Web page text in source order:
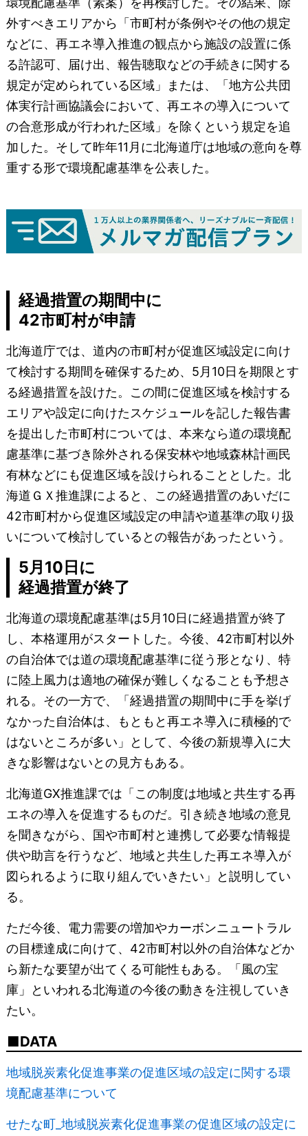
外すべきエリアから「市町村が条例やその他の規定
などに、再エネ導入推進の観点から施設の設置に係
る許認可、届け出、報告聴取などの手続きに関する
規定が定められている区域」または、「地方公共団
体実行計画協議会において、再エネの導入について
の合意形成が行われた区域」を除くという規定を追
加した。そして昨年11月に北海道庁は地域の意向を尊
重する形で環境配慮基準を公表した。
経過措置の期間中に
42市町村が申請
北海道庁では、道内の市町村が促進区域設定に向け
て検討する期間を確保するため、5月10日を期限とす
る経過措置を設けた。この間に促進区域を検討する
エリアや設定に向けたスケジュールを記した報告書
を提出した市町村については、本来なら道の環境配
慮基準に基づき除外される保安林や地域森林計画民
有林などにも促進区域を設けられることとした。北
海道ＧＸ推進課によると、この経過措置のあいだに
42市町村から促進区域設定の申請や道基準の取り扱
いについて検討しているとの報告があったという。
5月10日に
経過措置が終了
北海道の環境配慮基準は5月10日に経過措置が終了
し、本格運用がスタートした。今後、42市町村以外
の自治体では道の環境配慮基準に従う形となり、特
に陸上風力は適地の確保が難しくなることも予想さ
れる。その一方で、「経過措置の期間中に手を挙げ
なかった自治体は、もともと再エネ導入に積極的で
はないところが多い」として、今後の新規導入に大
きな影響はないとの見方もある。
北海道GX推進課では「この制度は地域と共生する再
エネの導入を促進するものだ。引き続き地域の意見
を聞きながら、国や市町村と連携して必要な情報提
供や助言を行うなど、地域と共生した再エネ導入が
図られるように取り組んでいきたい」と説明してい
る。
ただ今後、電力需要の増加やカーボンニュートラル
の目標達成に向けて、42市町村以外の自治体などか
ら新たな要望が出てくる可能性もある。「風の宝
庫」といわれる北海道の今後の動きを注視していき
たい。
DATA
地域脱炭素化促進事業の促進区域の設定に関する環
境配慮基準について
せたな町_地域脱炭素化促進事業の促進区域の設定に